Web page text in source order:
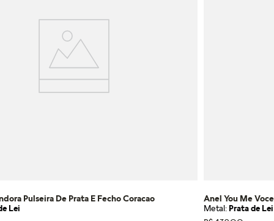
Pulseira De Prata E Fecho Coracao
Lei
Anel You Me
Metal:Prata de Lei